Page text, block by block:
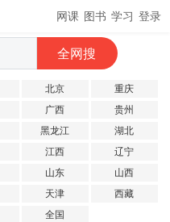
网课 图书 学习 登录
北京
重庆
广西
贵州
黑龙江
湖北
江西
辽宁
山东
山西
天津
西藏
全国